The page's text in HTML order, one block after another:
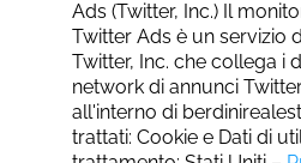
Ads (Twitter, Inc.) Il
Twitter Ads è un servizio
Twitter, Inc. che collega i
network di annunci
all'interno di
trattati: Cookie e Dati di